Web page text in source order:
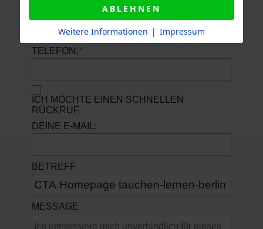
TELEFON:
ICH MÖCHTE EINEN SCHNELLEN
RÜCKRUF
DEINE E-MAIL:
BETREFF
MESSAGE
ABLEHNEN
Weitere Informationen | Impressum